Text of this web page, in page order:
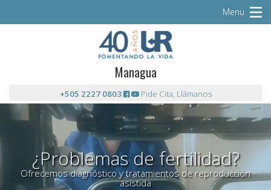
Managua
+505 2227 0803 Pide Cita, Llámanos
Menu
¿Problemas de fertilidad?
Ofrecemos diagnóstico y tratamientos de reproducción
asistida